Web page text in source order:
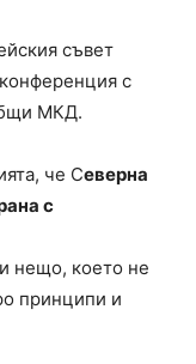
съвет
с
МКД.
че Северна
с
нещо, което не
принципи и